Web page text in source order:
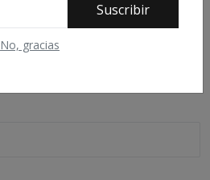
Suscribir
No, gracias